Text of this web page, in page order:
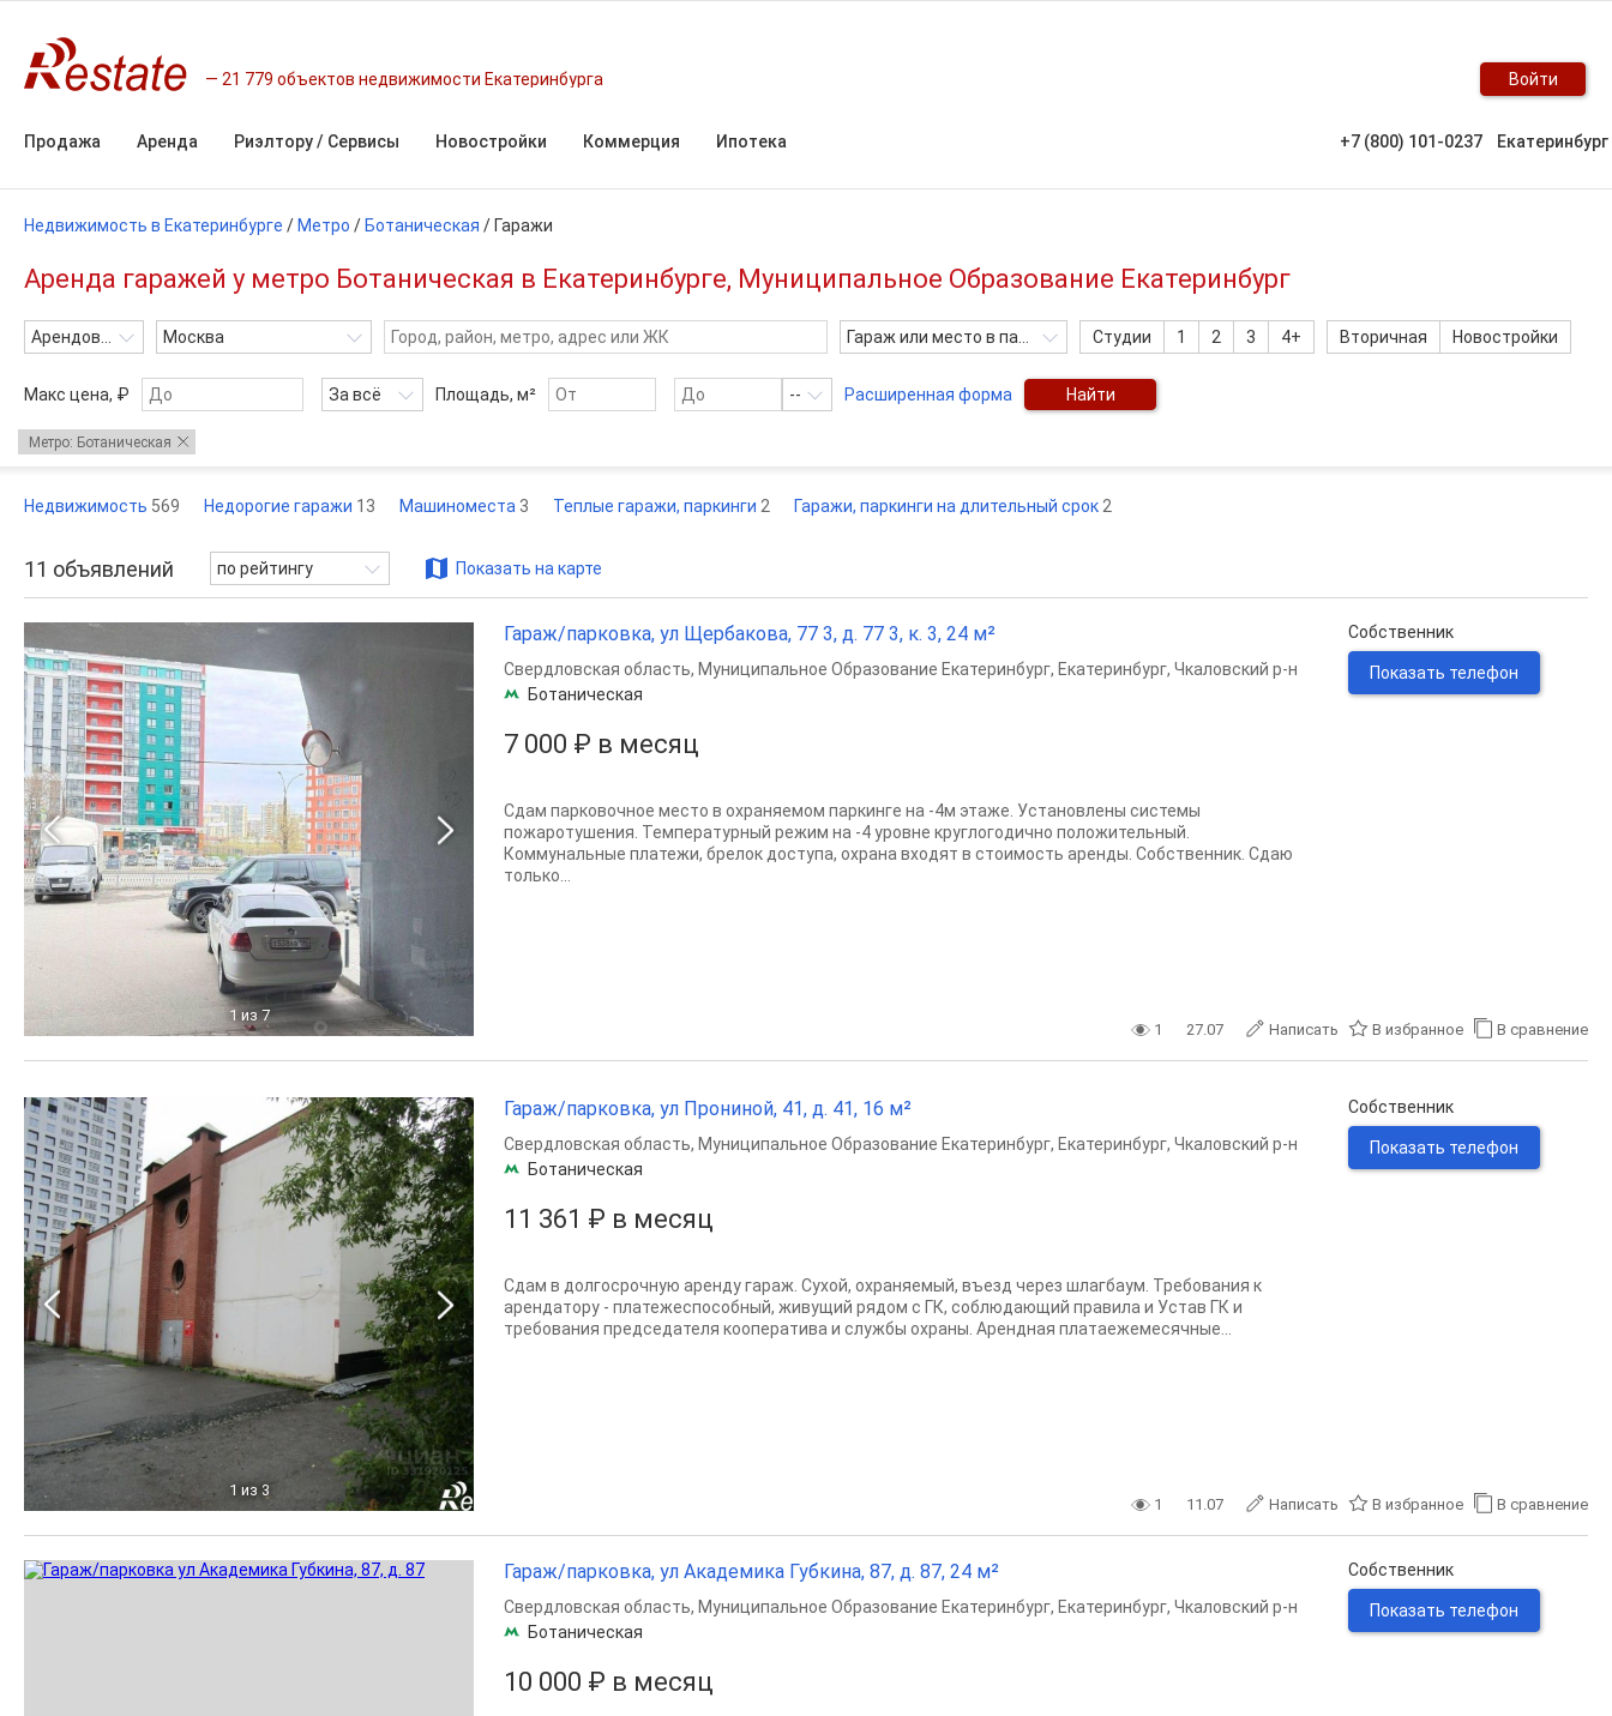
21 779 объектов недвижимости Екатеринбурга Войти
Продажа Аренда Риэлтору / Сервисы Новостройки Коммерция Ипотека +7 (800) 101-0237 Екатеринбург
Недвижимость в Екатеринбурге / Метро / Ботаническая / Гаражи
Аренда гаражей у метро Ботаническая в Екатеринбурге, Муниципальное Образование Екатеринбург
Арендовать Москва Гараж или место в паркинге Студии 1 2 3 4+ Вторичная Новостройки
Макс цена, ₽ За всё Площадь, м² -- Расширенная форма Найти
Метро: Ботаническая
Недвижимость 569 Недорогие гаражи 13 Машиноместа 3 Теплые гаражи, паркинги 2 Гаражи, паркинги на длительный срок 2
11 объявлений по рейтингу Показать на карте
1 из 7
Гараж/парковка, ул Щербакова, 77 3, д. 77 3, к. 3, 24 м²
7 000 ₽ в месяц
Свердловская область, Муниципальное Образование Екатеринбург, Екатеринбург, Чкаловский р-н
Ботаническая
Cдaм пapковочноe место в оxрaняемом паркинге нa -4м этажe. Установлeны системы
пожapотушения. Температурный режим на -4 уровне круглогодично положительный.
Коммунальные платежи, брелок доступа, охрана входят в стоимость аренды. Собственник. Сдаю
только...
Собственник
Показать телефон
1 27.07 Написать В избранное В сравнение
1 из 3
Гараж/парковка, ул Прониной, 41, д. 41, 16 м²
11 361 ₽ в месяц
Свердловская область, Муниципальное Образование Екатеринбург, Екатеринбург, Чкаловский р-н
Ботаническая
Сдам в долгосрочную аренду гараж. Сухой, охраняемый, въезд через шлагбаум. Требования к
арендатору - платежеспособный, живущий рядом с ГК, соблюдающий правила и Устав ГК и
требования председателя кооператива и службы охраны. Арендная платаежемесячные...
Собственник
Показать телефон
1 11.07 Написать В избранное В сравнение
Гараж/парковка, ул Академика Губкина, 87, д. 87, 24 м²
10 000 ₽ в месяц
Свердловская область, Муниципальное Образование Екатеринбург, Екатеринбург, Чкаловский р-н
Ботаническая
Собственник
Показать телефон